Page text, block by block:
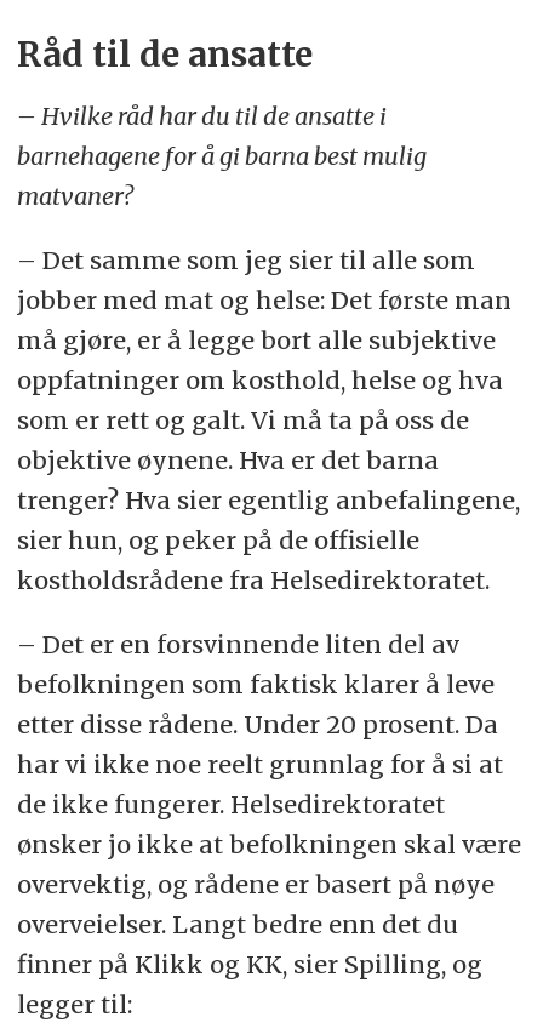
Råd til de ansatte
– Hvilke råd har du til de ansatte i
barnehagene for å gi barna best mulig
matvaner?
– Det samme som jeg sier til alle som
jobber med mat og helse: Det første man
må gjøre, er å legge bort alle subjektive
oppfatninger om kosthold, helse og hva
som er rett og galt. Vi må ta på oss de
objektive øynene. Hva er det barna
trenger? Hva sier egentlig anbefalingene,
sier hun, og peker på de offisielle
kostholdsrådene fra Helsedirektoratet.
– Det er en forsvinnende liten del av
befolkningen som faktisk klarer å leve
etter disse rådene. Under 20 prosent. Da
har vi ikke noe reelt grunnlag for å si at
de ikke fungerer. Helsedirektoratet
ønsker jo ikke at befolkningen skal være
overvektig, og rådene er basert på nøye
overveielser. Langt bedre enn det du
finner på Klikk og KK, sier Spilling, og
legger til: